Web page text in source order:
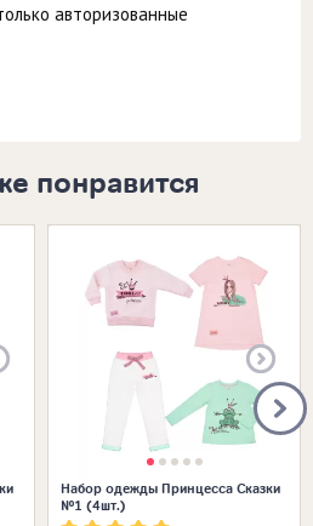
авторизованные
понравится
Набор одежды Принцесса Сказки
№1 (4шт.)